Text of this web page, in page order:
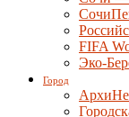
FIFA
Эко-
Город